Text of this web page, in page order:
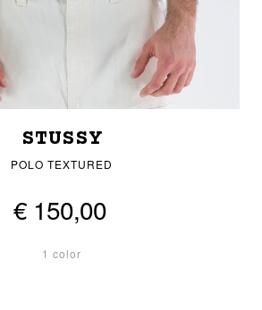
STUSSY
POLO TEXTURED
€ 150,00
1 color